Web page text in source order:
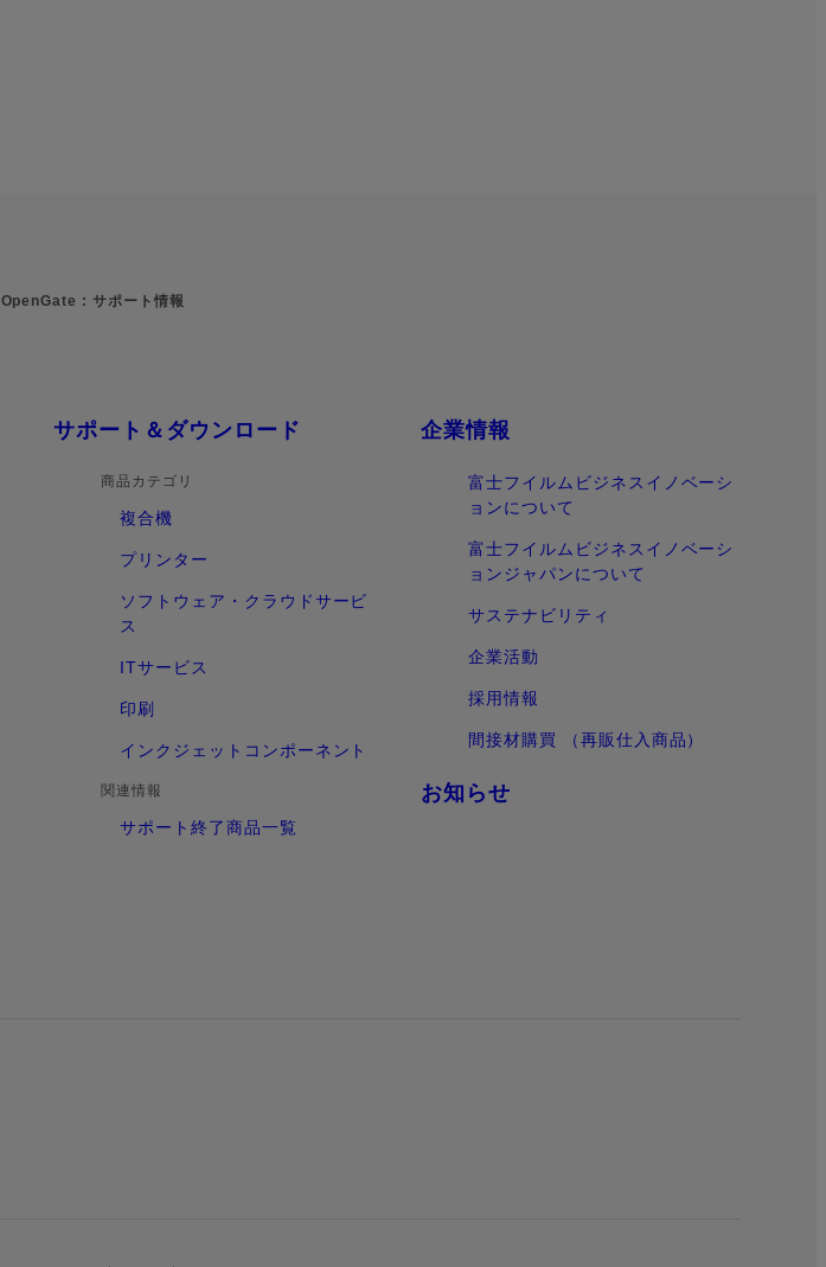
OpenGate : サポート情報
サポート＆ダウンロード
商品カテゴリ
複合機
プリンター
ソフトウェア・クラウドサービ
ス
ITサービス
印刷
インクジェットコンポーネント
関連情報
サポート終了商品一覧
企業情報
富士フイルムビジネスイノベーシ
ョンについて
富士フイルムビジネスイノベーシ
ョンジャパンについて
サステナビリティ
企業活動
採用情報
間接材購買 （再販仕入商品）
お知らせ